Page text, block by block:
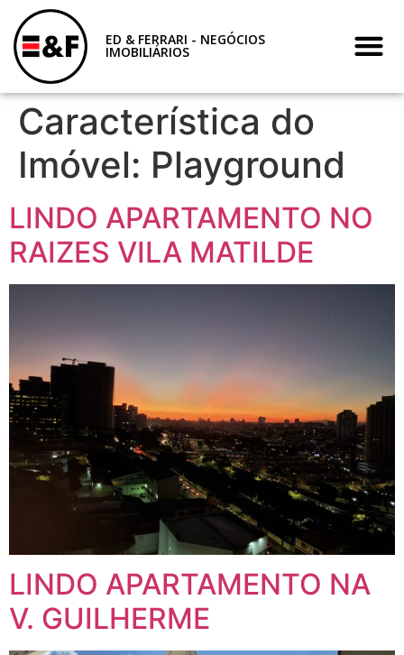
ED & FERRARI - NEGÓCIOS
IMOBILIÁRIOS
Característica do
Imóvel: Playground
LINDO APARTAMENTO NO
RAIZES VILA MATILDE
LINDO APARTAMENTO NA
V. GUILHERME